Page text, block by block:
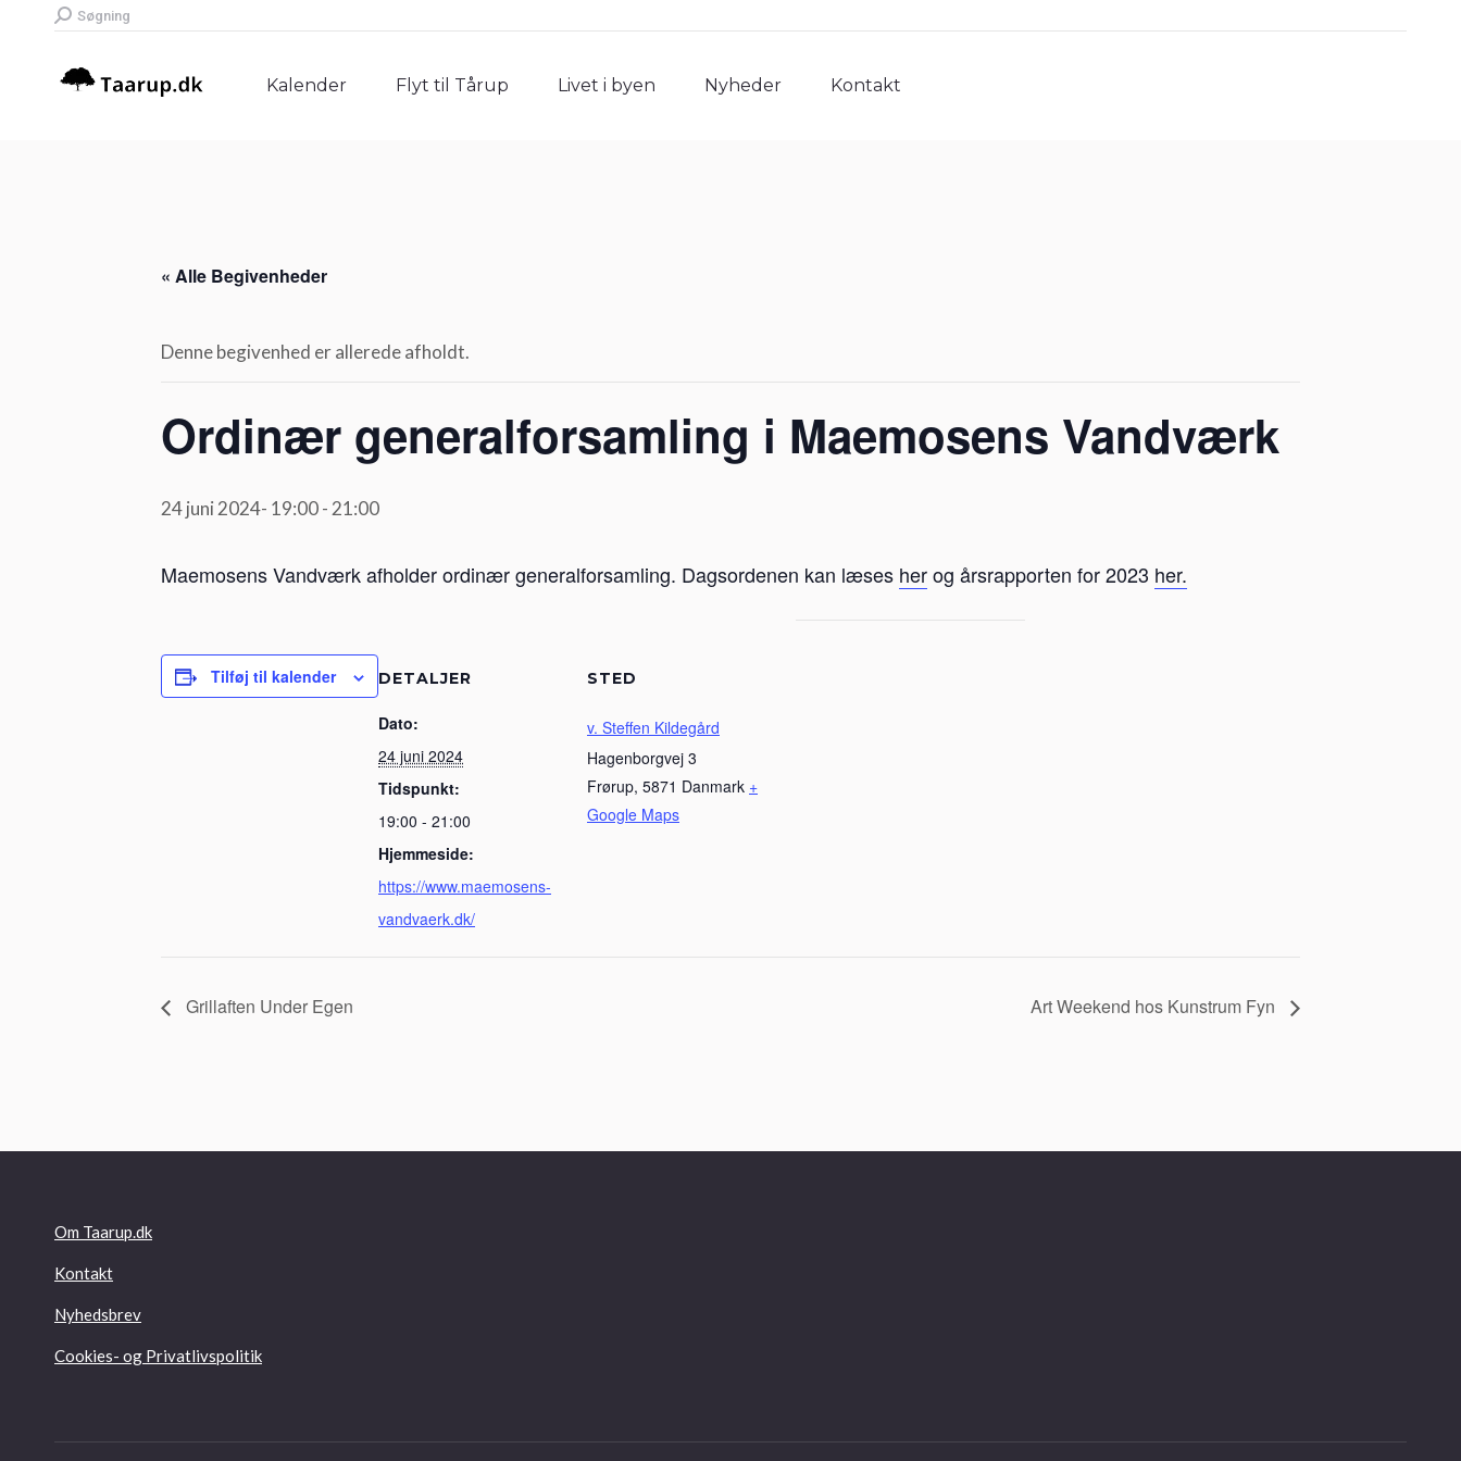
Search:
Søgning
Kalender Flyt til Tårup Livet i byen Nyheder Kontakt
« Alle Begivenheder
Denne begivenhed er allerede afholdt.
Ordinær generalforsamling i Maemosens Vandværk
24 juni 2024- 19:00- 21:00
Maemosens Vandværk afholder ordinær generalforsamling. Dagsordenen kan læses herog årsrapporten for 2023 her.
Tilføj til kalender DETALJER
Dato:
24 juni 2024
Tidspunkt:
19:00 - 21:00
Hjemmeside:
https://www.maemosens-
vandvaerk.dk/
STED
v. Steffen Kildegård
Hagenborgvej 3
Frørup, 5871 Danmark +
Google Maps
Grillaften Under Egen Art Weekend hos Kunstrum Fyn
Om Taarup.dk
Kontakt
Nyhedsbrev
Cookies- og Privatlivspolitik
Kalender Flyt til Tårup Livet i byen Nyheder Kontakt